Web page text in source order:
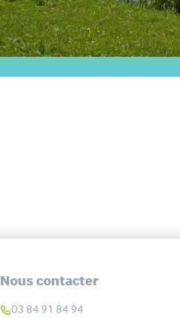
Nous contacter
03 84 91 84 94